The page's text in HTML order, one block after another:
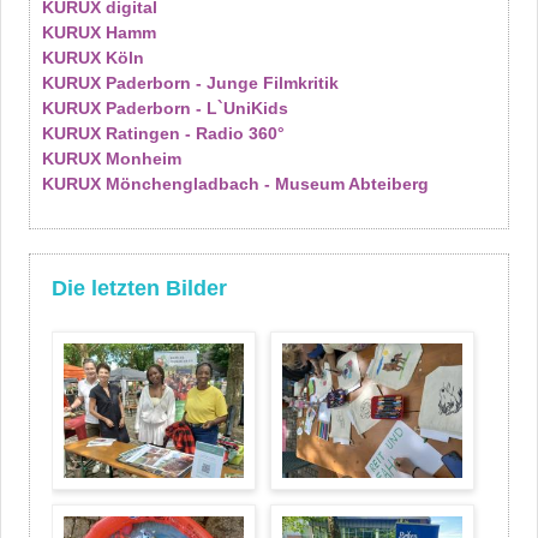
KURUX digital
KURUX Hamm
KURUX Köln
KURUX Paderborn - Junge Filmkritik
KURUX Paderborn - L`UniKids
KURUX Ratingen - Radio 360°
KURUX Monheim
KURUX Mönchengladbach - Museum Abteiberg
Die letzten Bilder